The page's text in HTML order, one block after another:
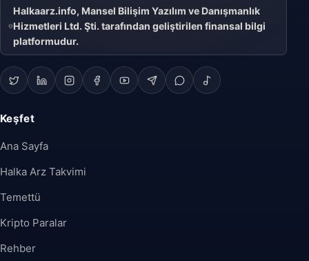
Halkaarz.info, Mansel Bilişim Yazılım ve Danışmanlık
Hizmetleri Ltd. Şti. tarafından geliştirilen finansal bilgi
platformudur.
Keşfet
Ana Sayfa
Halka Arz Takvimi
Temettü
Kripto Paralar
Rehber